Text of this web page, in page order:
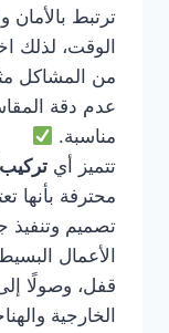
ترتبط
الوقت، لذلك
من المشاكل
عدم دقة
مناسبة.
تتميز أي
محترفة بأنها
تصميم وتنفيذ
الأعمال
قفل، وصولًا
الخارجية